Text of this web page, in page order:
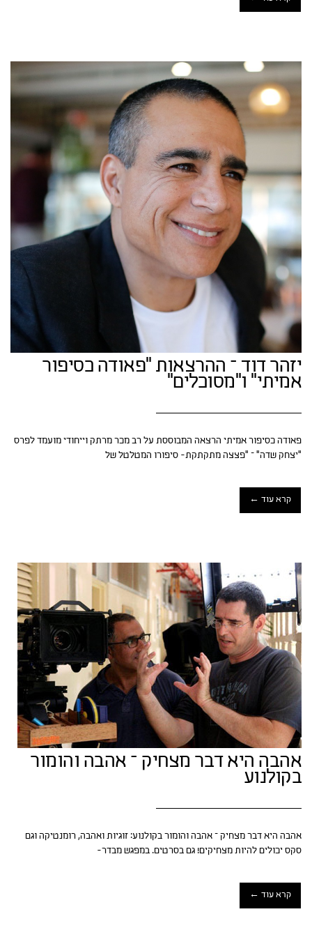
יזהר דוד – ההרצאות "פאודה כסיפור
אמיתי" ו"מסוכלים"
פאודה כסיפור אמיתי הרצאה המבוססת על רב מכר מרתק וייחודי מועמד לפרס
"יצחק שדה" – "פצצה מתקתקת- סיפורו המטלטל של
קרא עוד ←
אהבה היא דבר מצחיק – אהבה והומור
בקולנוע
אהבה היא דבר מצחיק – אהבה והומור בקולנוע: זוגיות ואהבה, רומנטיקה וגם
סקס יכולים להיות מצחיקים! גם בסרטים. במפגש מבדר-
קרא עוד ←